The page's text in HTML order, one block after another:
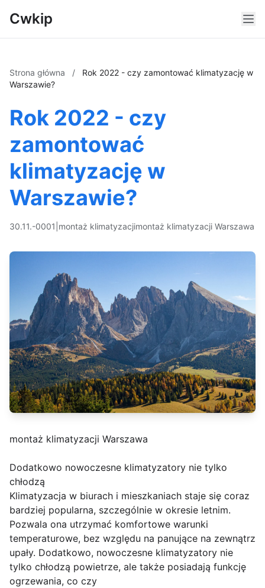
Cwkip
Strona główna /
Rok 2022 - czy zamontować klimatyzację w
Warszawie?
Rok 2022 - czy
zamontować
klimatyzację w
Warszawie?
30.11.-0001 montaż klimatyzacjimontaż klimatyzacji Warszawa
montaż klimatyzacji Warszawa
Dodatkowo nowoczesne klimatyzatory nie tylko
chłodzą
Klimatyzacja w biurach i mieszkaniach staje się coraz
bardziej popularna, szczególnie w okresie letnim.
Pozwala ona utrzymać komfortowe warunki
temperaturowe, bez względu na panujące na zewnątrz
upały. Dodatkowo, nowoczesne klimatyzatory nie
tylko chłodzą powietrze, ale także posiadają funkcję
ogrzewania, co czy